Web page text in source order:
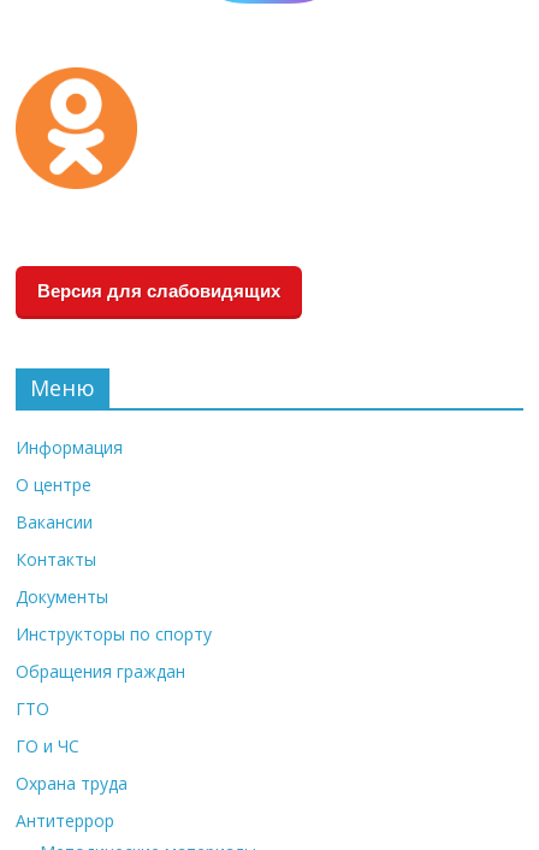
Версия для слабовидящих
Меню
Информация
О центре
Вакансии
Контакты
Документы
Инструкторы по спорту
Обращения граждан
ГТО
ГО и ЧС
Охрана труда
Антитеррор